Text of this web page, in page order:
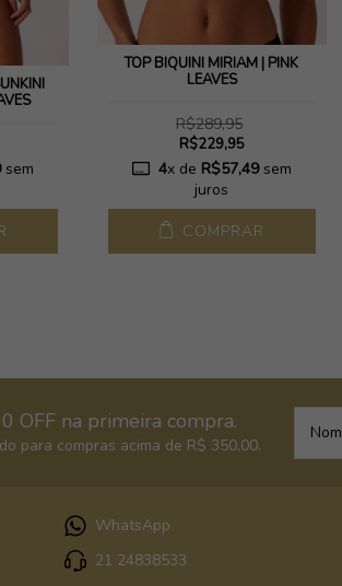
sem
TOP BIQUÍNI MIRIAM | PINK
LEAVES
R$289,95
R$229,95
4x de R$57,49sem
juros
COMPRAR
OFF na primeira compra.
para compras acima de R$ 350,00.
WhatsApp
21 24838533